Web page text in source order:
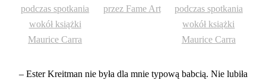
– Ester Kreitman nie była dla mnie typową babcią. Nie lubiła